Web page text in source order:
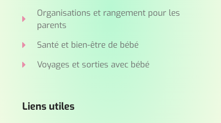
Organisations et rangement pour les
parents
Santé et bien-être de bébé
Voyages et sorties avec bébé
Liens utiles